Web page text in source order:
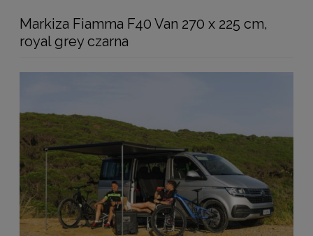
Markiza Fiamma F40 Van 270 x 225 cm,
royal grey czarna